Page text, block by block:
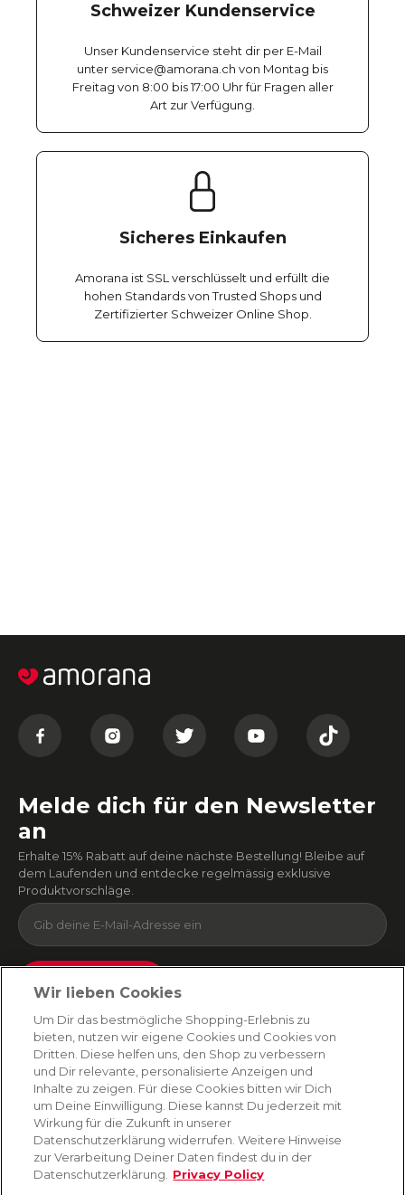
Schweizer Kundenservice
Unser Kundenservice steht dir per E-Mail
unter service@amorana.ch von Montag bis
Freitag von 8:00 bis 17:00 Uhr für Fragen aller
Art zur Verfügung.
Sicheres Einkaufen
Amorana ist SSL verschlüsselt und erfüllt die
hohen Standards von Trusted Shops und
Zertifizierter Schweizer Online Shop.
Melde dich für den Newsletter
an
Erhalte 15% Rabatt auf deine nächste Bestellung! Bleibe auf
dem Laufenden und entdecke regelmässig exklusive
Produktvorschläge.
Absenden
Du kannst dich jederzeit von unserem Newsletter abmelden. Indem du fortfährst, stimmst
du unseren E-Mail-Bedingungenund Datenschutzbestimmungen zu
AMORANA
MARKEN
Wir lieben Cookies
Um Dir das bestmögliche Shopping-Erlebnis zu
bieten, nutzen wir eigene Cookies und Cookies von
Dritten. Diese helfen uns, den Shop zu verbessern
und Dir relevante, personalisierte Anzeigen und
Inhalte zu zeigen. Für diese Cookies bitten wir Dich
um Deine Einwilligung. Diese kannst Du jederzeit mit
Wirkung für die Zukunft in unserer
Datenschutzerklärung widerrufen. Weitere Hinweise
zur Verarbeitung Deiner Daten findest du in der
Datenschutzerklärung.
Privacy Policy